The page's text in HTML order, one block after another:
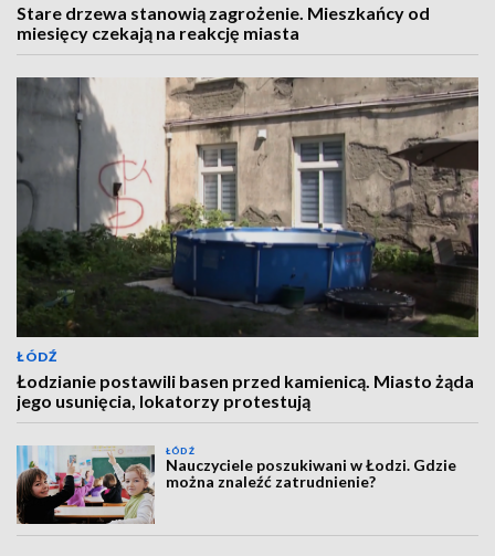
Stare drzewa stanowią zagrożenie. Mieszkańcy od
miesięcy czekają na reakcję miasta
ŁÓDŹ
Łodzianie postawili basen przed kamienicą. Miasto żąda
jego usunięcia, lokatorzy protestują
ŁÓDŹ
Nauczyciele poszukiwani w Łodzi. Gdzie
można znaleźć zatrudnienie?